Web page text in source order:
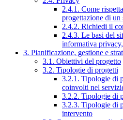
2.4.1. Come
progettazione di
2.4.2. Richiedi il
2.4.3. Le basi del
informativa
3. Pianificazione, gestione e
3.1. Obiettivi del progetto
3.2. Tipologie di progetti
3.2.1. Tipologie di
coinvolti nel
3.2.2. Tipologie di
3.2.3. Tipologie di
intervento